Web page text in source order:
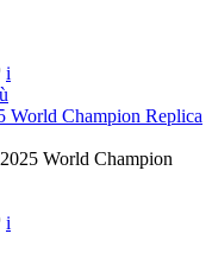
i
World Champion Replica
World Champion
i